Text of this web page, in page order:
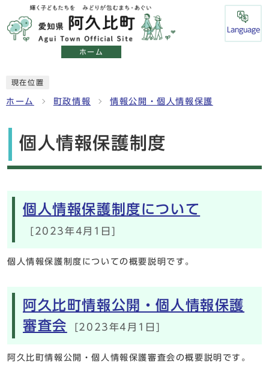
ホーム
Language
現在位置
ホーム 町政情報 情報公開・個人情報保護
個人情報保護制度
メインメニュー
個人情報保護制度について
[2023年4月1日]
個人情報保護制度についての概要説明です。
阿久比町情報公開・個人情報保護
審査会
[2023年4月1日]
阿久比町情報公開・個人情報保護審査会の概要説明です。